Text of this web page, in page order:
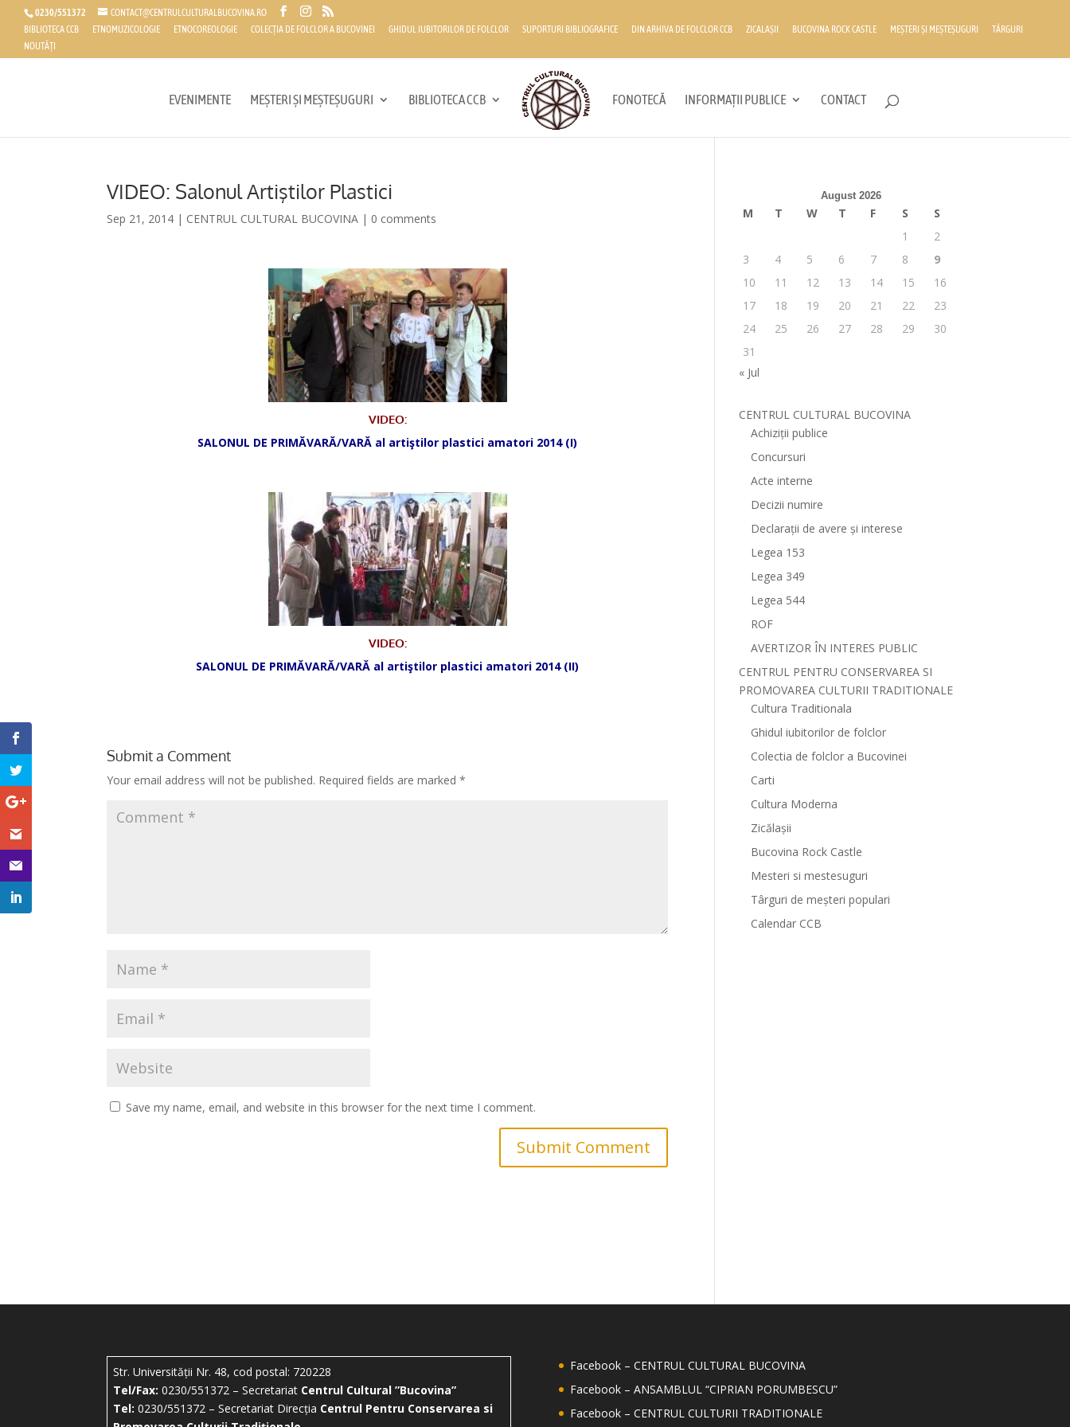
0230/551372
CONTACT@CENTRULCULTURALBUCOVINA.RO
BIBLIOTECA CCB
ETNOMUZICOLOGIE ETNOCOREOLOGIE COLECȚIA DE FOLCLOR A BUCOVINEI GHIDUL IUBITORILOR DE FOLCLOR SUPORTURI BIBLIOGRAFICE DIN ARHIVA DE FOLCLOR CCB ZICALAȘII BUCOVINA ROCK CASTLE MEȘTERI ȘI MEȘTEȘUGURI
TÂRGURI
NOUTĂȚI
EVENIMENTE MEȘTERI ȘI MEȘTEȘUGURI BIBLIOTECA CCB FONOTECĂ INFORMAȚII PUBLICE CONTACT
VIDEO: Salonul Artiştilor Plastici
Sep 21, 2014 | CENTRUL CULTURAL BUCOVINA | 0 comments
VIDEO:
SALONUL DE PRIMĂVARĂ/VARĂ al artiştilor plastici amatori 2014 (I)
VIDEO:
SALONUL DE PRIMĂVARĂ/VARĂ al artiştilor plastici amatori 2014 (II)
Submit a Comment
Your email address will not be published. Required fields are marked*
Save my name, email, and website in this browser for the next time I comment.
August 2026
M T W T F S
S
1
2
3
4 5 6 7 8
9
10
11 12 13 14 15
16
17
18 19 20 21 22
23
24
25 26 27 28 29
30
31
« Jul
CENTRUL CULTURAL BUCOVINA
Achiziții publice
Concursuri
Acte interne
Decizii numire
Declarații de avere și interese
Legea 153
Legea 349
Legea 544
ROF
AVERTIZOR ÎN INTERES PUBLIC
CENTRUL PENTRU CONSERVAREA SI
PROMOVAREA CULTURII TRADITIONALE
Cultura Traditionala
Ghidul iubitorilor de folclor
Colectia de folclor a Bucovinei
Carti
Cultura Moderna
Zicălașii
Bucovina Rock Castle
Mesteri si mestesuguri
Târguri de meșteri populari
Calendar CCB
Str. Universității Nr. 48, cod postal: 720228
Tel/Fax: 0230/551372 – Secretariat Centrul Cultural ”Bucovina”
Tel: 0230/551372 – Secretariat Direcția Centrul Pentru Conservarea si
Facebook – CENTRUL CULTURAL BUCOVINA
Facebook – ANSAMBLUL “CIPRIAN PORUMBESCU”
Facebook – CENTRUL CULTURII TRADITIONALE